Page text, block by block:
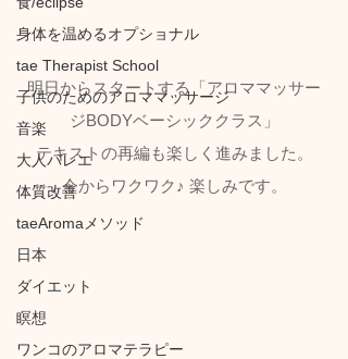
身体を温めるオプショナル
tae Therapist School
子供のためのアロママッサージ
音楽
大人バレエ
体質改善
taeAromaメソッド
日本
ダイエット
瞑想
ワンコのアロマテラピー
明日からスタートする「アロママッサー
ジBODYベーシッククラス」
テキストの再編も楽しく進みました。
今からワクワク♪ 楽しみです。